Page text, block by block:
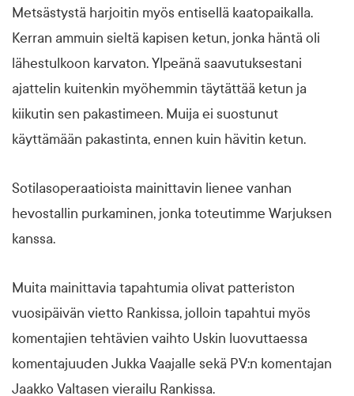
Metsästystä harjoitin myös entisellä kaatopaikalla.
Kerran ammuin sieltä kapisen ketun, jonka häntä oli
lähestulkoon karvaton. Ylpeänä saavutuksestani
ajattelin kuitenkin myöhemmin täytättää ketun ja
kiikutin sen pakastimeen. Muija ei suostunut
käyttämään pakastinta, ennen kuin hävitin ketun.
Sotilasoperaatioista mainittavin lienee vanhan
hevostallin purkaminen, jonka toteutimme Warjuksen
kanssa.
Muita mainittavia tapahtumia olivat patteriston
vuosipäivän vietto Rankissa, jolloin tapahtui myös
komentajien tehtävien vaihto Uskin luovuttaessa
komentajuuden Jukka Vaajalle sekä PV:n komentajan
Jaakko Valtasen vierailu Rankissa.